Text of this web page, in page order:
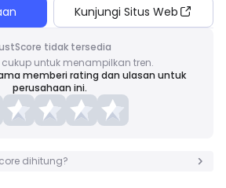
Kunjungi Situs Web
tidak tersedia
cukup untuk menampilkan tren.
memberi rating dan ulasan untuk
perusahaan ini.
dihitung?